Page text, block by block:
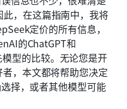
，在这篇指南中，我将
定价的所有信息，
的ChatGPT和
型的比较。无论您是开
，本文都将帮助您决定
择，或者其他模型可能